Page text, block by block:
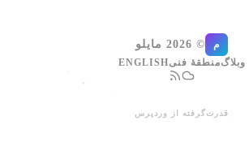
م © 2026 مایلو
وبلاگمنطقهٔ فنیENGLISH
قدرت‌گرفته از وردپرس